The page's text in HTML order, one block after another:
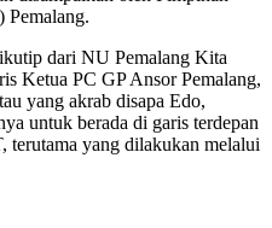
Pemalang.
dari NU Pemalang Kita
Ketua PC GP Ansor Pemalang,
yang akrab disapa Edo,
untuk berada di garis terdepan
terutama yang dilakukan melalui